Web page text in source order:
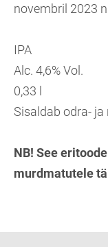
novembril 2023
IPA
Alc. 4,6% Vol.
0,33 l
Sisaldab odra-
NB! See
murdmatutele